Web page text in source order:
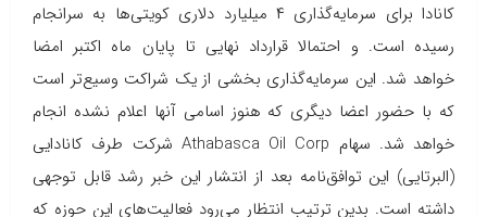
کانادا برای سرمایه‌گذاری ۴ میلیارد دلاری کویتی‌ها به سرانجام
رسیده است. و احتمالا قرارداد نهایی تا پایان ماه اکتبر امضا
خواهد شد. این سرمایه‌گذاری بخشی از یک شراکت وسیع‌تر است
که با حضور اعضا دیگری که هنوز اسامی آنها اعلام نشده انجام
خواهد شد. سهام Athabasca Oil Corp شرکت طرف کانادایی
(البرتایی) این توافق‌نامه بعد از انتشار این خبر رشد قابل توجهی
داشته است. بدین ترتیب انتظار می‌رود فعالیت‌های این حوزه که